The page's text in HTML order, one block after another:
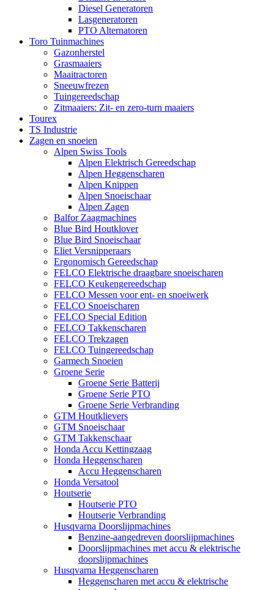
Diesel Generatoren
Lasgeneratoren
PTO Alternatoren
Toro Tuinmachines
Gazonherstel
Grasmaaiers
Maaitractoren
Sneeuwfrezen
Tuingereedschap
Zitmaaiers: Zit- en zero-turn maaiers
Tourex
TS Industrie
Zagen en snoeien
Alpen Swiss Tools
Alpen Elektrisch Gereedschap
Alpen Heggenscharen
Alpen Knippen
Alpen Snoeischaar
Alpen Zagen
Balfor Zaagmachines
Blue Bird Houtklover
Blue Bird Snoeischaar
Eliet Versnipperaars
Ergonomisch Gereedschap
FELCO Elektrische draagbare snoeischaren
FELCO Keukengereedschap
FELCO Messen voor ent- en snoeiwerk
FELCO Snoeischaren
FELCO Special Edition
FELCO Takkenscharen
FELCO Trekzagen
FELCO Tuingereedschap
Garmech Snoeien
Groene Serie
Groene Serie Batterij
Groene Serie PTO
Groene Serie Verbranding
GTM Houtklievers
GTM Snoeischaar
GTM Takkenschaar
Honda Accu Kettingzaag
Honda Heggenscharen
Accu Heggenscharen
Honda Versatool
Houtserie
Houtserie PTO
Houtserie Verbranding
Husqvarna Doorslijpmachines
Benzine-aangedreven doorslijpmachines
Doorslijpmachines met accu & elektrische
doorslijpmachines
Husqvarna Heggenscharen
Heggenscharen met accu & elektrische